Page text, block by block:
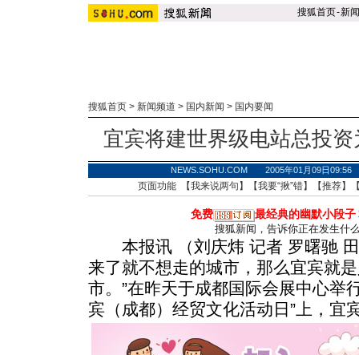
搜狐首页-新闻
搜狐首页 > 新闻频道 > 国内新闻 > 国内要闻
宜宾将建世界级电站总投
NEWS.SOHU.COM 2005年01月09日
页面功能 【我来说两句 】【我要“揪”错】【推荐】
免费 最经典的幽默小段子
搜狐新闻，告诉你正在发生什
本报讯 （刘庆炜 记者 罗曙驰 田
来了就不想走的城市，那么宜宾就
市。”在昨天于成都国际会展中心举
宾（成都）经贸文化活动日”上，宜